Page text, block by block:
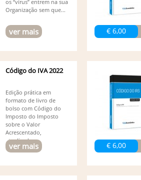
os “vírus” entrem na sua
Organização sem que...
ver mais € 6,00
Código do IVA 2022
Edição prática em
formato de livro de
bolso com Código do
Imposto do Imposto
sobre o Valor
Acrescentado,
atualizado...
ver mais € 6,00